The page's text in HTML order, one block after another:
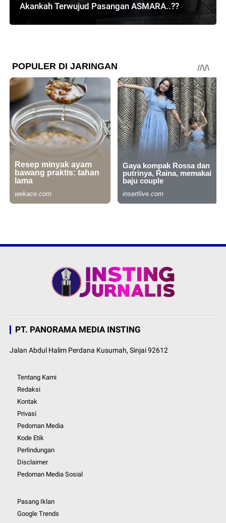
Akankah Terwujud Pasangan ASMARA..??
PT. PANORAMA MEDIA INSTING
Jalan Abdul Halim Perdana Kusumah, Sinjai 92612
Tentang Kami
Redaksi
Kontak
Privasi
Pedoman Media
Kode Etik
Perlindungan
Disclaimer
Pedoman Media Sosial
Pasang Iklan
Google Trends